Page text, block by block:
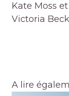
Kate Moss
Victoria
A lire